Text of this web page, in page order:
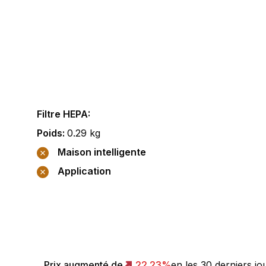
Filtre HEPA:
Poids: 0.29 kg
Maison intelligente
Application